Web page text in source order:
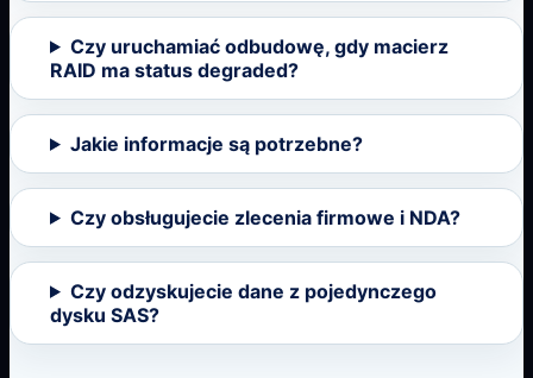
Czy uruchamiać odbudowę, gdy macierz
RAID ma status degraded?
Jakie informacje są potrzebne?
Czy obsługujecie zlecenia firmowe i NDA?
Czy odzyskujecie dane z pojedynczego
dysku SAS?